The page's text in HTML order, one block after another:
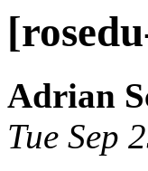
Adrian
Tue Sep